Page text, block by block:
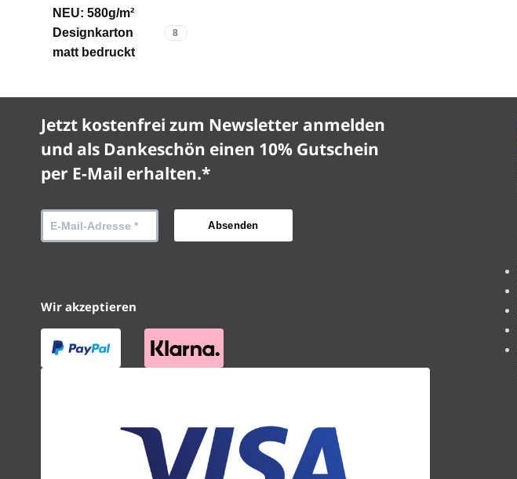
NEU: 580g/m²
Designkarton
matt bedruckt
8
Jetzt kostenfrei zum Newsletter anmelden
und als Dankeschön einen 10% Gutschein
per E-Mail erhalten.*
Wir akzeptieren